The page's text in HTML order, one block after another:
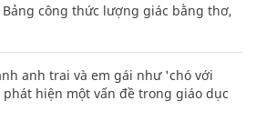
công thức lượng giác bằng thơ,
anh trai và em gái như 'chó với
hiện một vấn đề trong giáo dục